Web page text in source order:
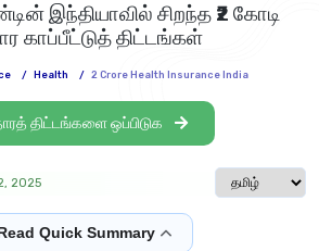
இந்தியாவில் சிறந்த ₹2 கோடி
காப்பீட்டுத் திட்டங்கள்
/ Health / 2 Crore Health Insurance India
திட்டங்களை ஒப்பிடுக
Select
2025
Quick Summary